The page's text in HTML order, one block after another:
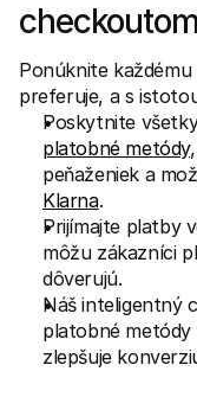
checkoutom
Ponúknite
preferuje, a s
platobné metódy
Klarna.
Prijímajte platby
môžu zákazníci
dôverujú.
Náš inteligentný
platobné metódy
zlepšuje